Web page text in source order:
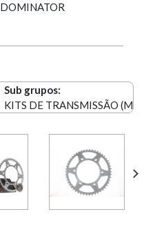
DOMINATOR
Sub grupos:
KITS DE TRANSMISSÃO